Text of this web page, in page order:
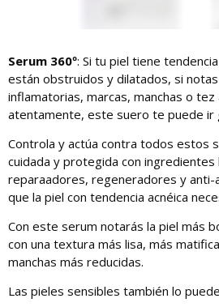
Serum 360º: Si tu piel tiene
están obstruidos y dilatados, si
inflamatorias, marcas, manchas o tez
atentamente, este suero te puede ir
Controla y actúa contra todos estos
cuidada y protegida con
reparaadores, regeneradores y anti-
que la piel con tendencia acnéica
Con este serum notarás la piel más
con una textura más lisa, más
manchas más reducidas.
Las pieles sensibles también lo